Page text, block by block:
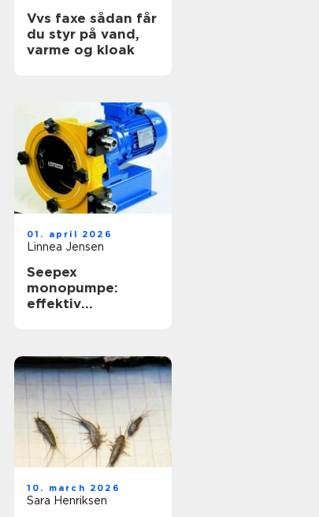
Vvs faxe sådan får
du styr på vand,
varme og kloak
01. april 2026
Linnea Jensen
Seepex
monopumpe:
effektiv
10. march 2026
Sara Henriksen